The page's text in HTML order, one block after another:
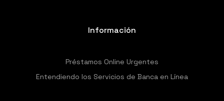
Información
Préstamos Online Urgentes
Entendiendo los Servicios de Banca en Línea